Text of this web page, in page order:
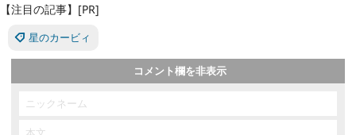
【注目の記事】[PR]
星のカービィ
コメント欄を非表示